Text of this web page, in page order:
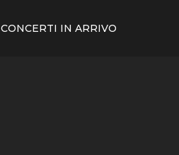
CONCERTI IN ARRIVO